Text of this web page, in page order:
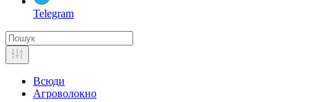
Telegram
Всюди
Агроволокно